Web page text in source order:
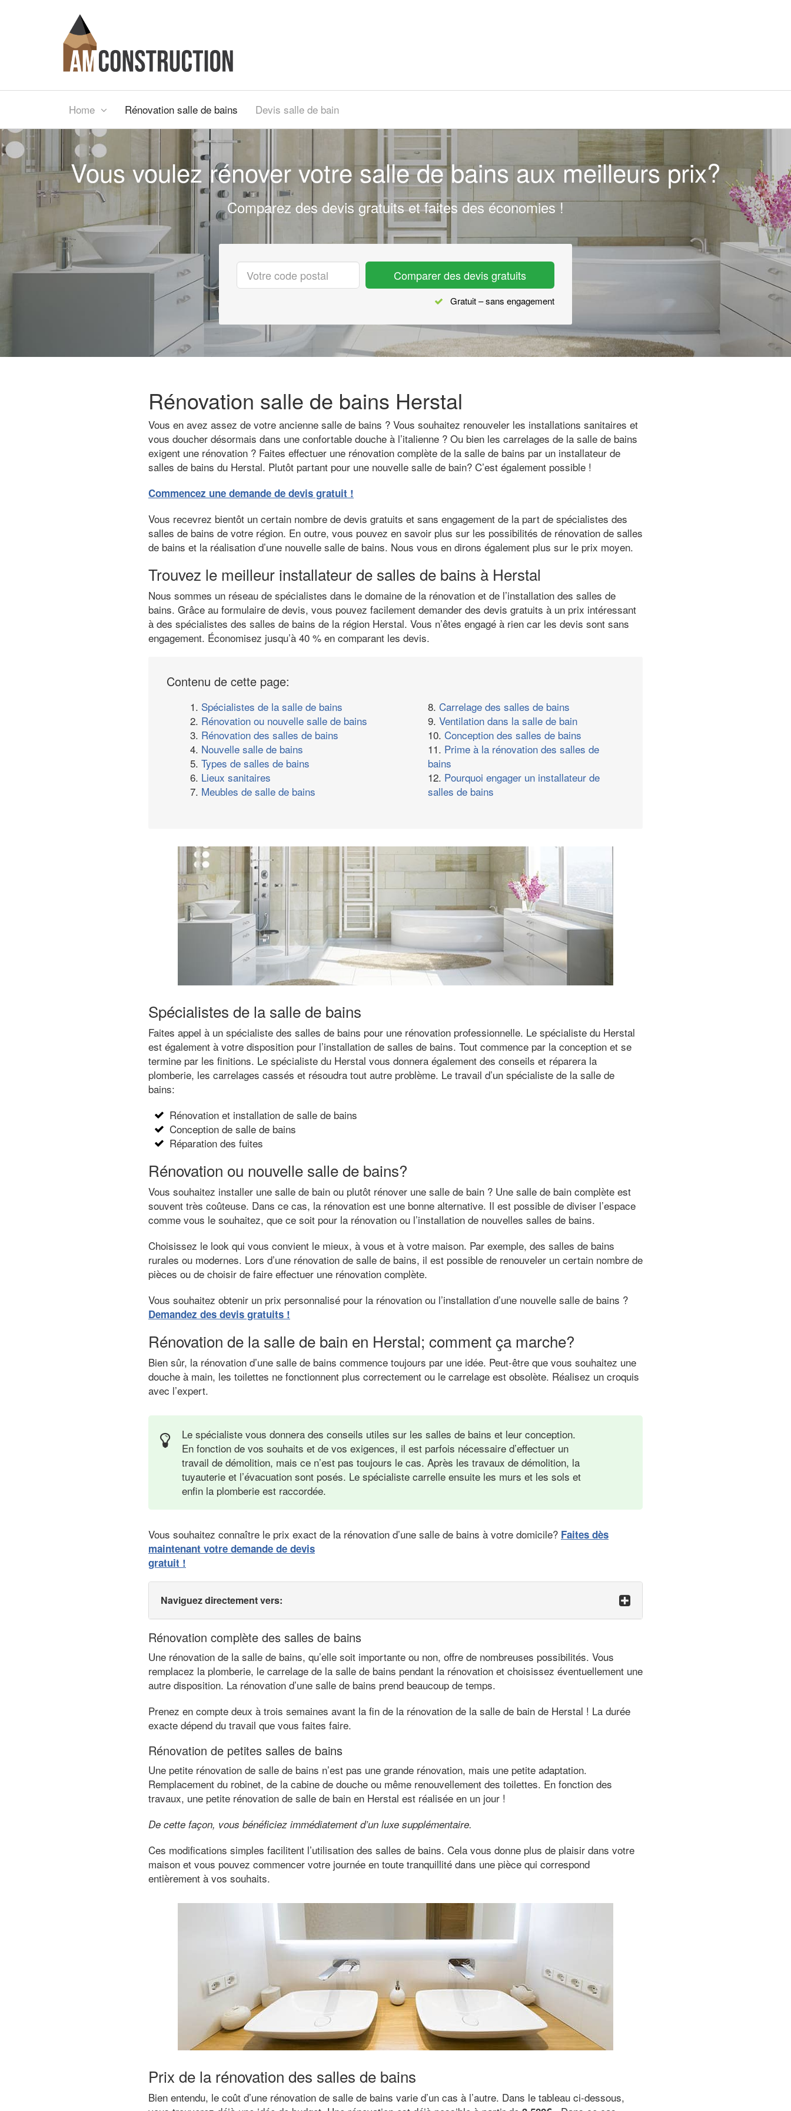
Home Rénovation salle de bains Devis salle de bain
Vous voulez rénover votre salle de bains aux meilleurs prix?
Comparez des devis gratuits et faites des économies !
Comparer des devis gratuits
Gratuit – sans engagement
Rénovation salle de bains Herstal
Vous en avez assez de votre ancienne salle de bains ? Vous souhaitez renouveler les installations sanitaires et
vous doucher désormais dans une confortable douche à l’italienne ? Ou bien les carrelages de la salle de bains
exigent une rénovation ? Faites effectuer une rénovation complète de la salle de bains par un installateur de
salles de bains du Herstal. Plutôt partant pour une nouvelle salle de bain? C’est également possible !
Commencez une demande de devis gratuit !
Vous recevrez bientôt un certain nombre de devis gratuits et sans engagement de la part de spécialistes des
salles de bains de votre région. En outre, vous pouvez en savoir plus sur les possibilités de rénovation de salles
de bains et la réalisation d’une nouvelle salle de bains. Nous vous en dirons également plus sur le prix moyen.
Trouvez le meilleur installateur de salles de bains à Herstal
Nous sommes un réseau de spécialistes dans le domaine de la rénovation et de l’installation des salles de
bains. Grâce au formulaire de devis, vous pouvez facilement demander des devis gratuits à un prix intéressant
à des spécialistes des salles de bains de la région Herstal. Vous n’êtes engagé à rien car les devis sont sans
engagement. Économisez jusqu’à 40 % en comparant les devis.
Contenu de cette page:
1. Spécialistes de la salle de bains
2. Rénovation ou nouvelle salle de bains
3. Rénovation des salles de bains
4. Nouvelle salle de bains
5. Types de salles de bains
6. Lieux sanitaires
7. Meubles de salle de bains
8. Carrelage des salles de bains
9. Ventilation dans la salle de bain
10. Conception des salles de bains
11. Prime à la rénovation des salles de
bains
12. Pourquoi engager un installateur de
salles de bains
Spécialistes de la salle de bains
Faites appel à un spécialiste des salles de bains pour une rénovation professionnelle. Le spécialiste du Herstal
est également à votre disposition pour l’installation de salles de bains. Tout commence par la conception et se
termine par les finitions. Le spécialiste du Herstal vous donnera également des conseils et réparera la
plomberie, les carrelages cassés et résoudra tout autre problème. Le travail d’un spécialiste de la salle de
bains:
Rénovation et installation de salle de bains
Conception de salle de bains
Réparation des fuites
Rénovation ou nouvelle salle de bains?
Vous souhaitez installer une salle de bain ou plutôt rénover une salle de bain ? Une salle de bain complète est
souvent très coûteuse. Dans ce cas, la rénovation est une bonne alternative. Il est possible de diviser l’espace
comme vous le souhaitez, que ce soit pour la rénovation ou l’installation de nouvelles salles de bains.
Choisissez le look qui vous convient le mieux, à vous et à votre maison. Par exemple, des salles de bains
rurales ou modernes. Lors d’une rénovation de salle de bains, il est possible de renouveler un certain nombre de
pièces ou de choisir de faire effectuer une rénovation complète.
Vous souhaitez obtenir un prix personnalisé pour la rénovation ou l’installation d’une nouvelle salle de bains ?
Demandez des devis gratuits !
Rénovation de la salle de bain en Herstal; comment ça marche?
Bien sûr, la rénovation d’une salle de bains commence toujours par une idée. Peut-être que vous souhaitez une
douche à main, les toilettes ne fonctionnent plus correctement ou le carrelage est obsolète. Réalisez un croquis
avec l’expert.
Le spécialiste vous donnera des conseils utiles sur les salles de bains et leur conception.
En fonction de vos souhaits et de vos exigences, il est parfois nécessaire d’effectuer un
travail de démolition, mais ce n’est pas toujours le cas. Après les travaux de démolition, la
tuyauterie et l’évacuation sont posés. Le spécialiste carrelle ensuite les murs et les sols et
enfin la plomberie est raccordée.
Vous souhaitez connaître le prix exact de la rénovation d’une salle de bains à votre domicile? Faites dès
maintenant votre demande de devis
gratuit !
Naviguez directement vers:
Rénovation complète des salles de bains
Une rénovation de la salle de bains, qu’elle soit importante ou non, offre de nombreuses possibilités. Vous
remplacez la plomberie, le carrelage de la salle de bains pendant la rénovation et choisissez éventuellement une
autre disposition. La rénovation d’une salle de bains prend beaucoup de temps.
Prenez en compte deux à trois semaines avant la fin de la rénovation de la salle de bain de Herstal ! La durée
exacte dépend du travail que vous faites faire.
Rénovation de petites salles de bains
Une petite rénovation de salle de bains n’est pas une grande rénovation, mais une petite adaptation.
Remplacement du robinet, de la cabine de douche ou même renouvellement des toilettes. En fonction des
travaux, une petite rénovation de salle de bain en Herstal est réalisée en un jour !
De cette façon, vous bénéficiez immédiatement d’un luxe supplémentaire.
Ces modifications simples facilitent l’utilisation des salles de bains. Cela vous donne plus de plaisir dans votre
maison et vous pouvez commencer votre journée en toute tranquillité dans une pièce qui correspond
entièrement à vos souhaits.
Prix de la rénovation des salles de bains
Bien entendu, le coût d’une rénovation de salle de bains varie d’un cas à l’autre. Dans le tableau ci-dessous,